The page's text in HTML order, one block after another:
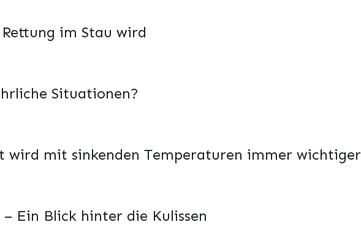
im Stau wird
Situationen?
wird mit sinkenden Temperaturen immer wichtiger
Ein Blick hinter die Kulissen